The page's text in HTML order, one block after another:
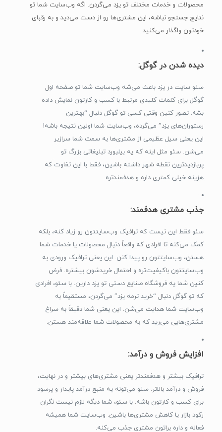
محصولات و خدمات مختلف تو یزد می‌گردن. اگه وب‌سایت شما تو
نتایج جستجو نباشه، این مشتری‌ها رو از دست می‌دید و به رقبای
خودتون واگذار می‌کنید.
دیده شدن در گوگل:
سئو سایت در یزد باعث می‌شه وب‌سایت شما تو صفحه اول
گوگل برای کلمات کلیدی مرتبط با کسب و کارتون نمایش داده
بشه. تصور کنین وقتی کسی تو گوگل دنبال “بهترین
رستوران‌های یزد” می‌گرده، وب‌سایت شما اولین نتیجه باشه!
این یعنی سیل عظیمی از مشتری‌ها به سمت شما سرازیر
می‌شن. سئو مثل اینه که یه بیلبورد تبلیغاتی بزرگ تو
پربازدیدترین نقطه شهر داشته باشین، فقط با این تفاوت که
هزینه خیلی کمتری داره و هدفمندتره.
جذب مشتری هدفمند:
سئو فقط این نیست که ترافیک وب‌سایتتون رو زیاد کنه، بلکه
کمک می‌کنه تا افرادی که واقعاً دنبال محصولات یا خدمات شما
هستن، وب‌سایتتون رو پیدا کنن. این یعنی ترافیک ورودی به
وب‌سایتتون باکیفیت‌تره و احتمال خریدشون بیشتره. فرض
کنین شما یه فروشگاه صنایع دستی تو یزد دارین. با سئو، افرادی
که تو گوگل دنبال “خرید ترمه یزد” می‌گردن، مستقیماً به
وب‌سایت شما هدایت می‌شن. این یعنی شما دقیقاً به سراغ
مشتری‌هایی می‌رید که به محصولات شما علاقه‌مند هستن.
افزایش فروش و درآمد:
ترافیک بیشتر و هدفمندتر یعنی مشتری‌های بیشتر و در نهایت،
فروش و درآمد بالاتر. سئو می‌تونه یه منبع درآمد پایدار و پرسود
برای کسب و کارتون باشه. با سئو، شما دیگه لازم نیست نگران
رکود بازار یا کاهش مشتری‌ها باشین. وب‌سایت شما همیشه
فعاله و داره براتون مشتری جذب می‌کنه.